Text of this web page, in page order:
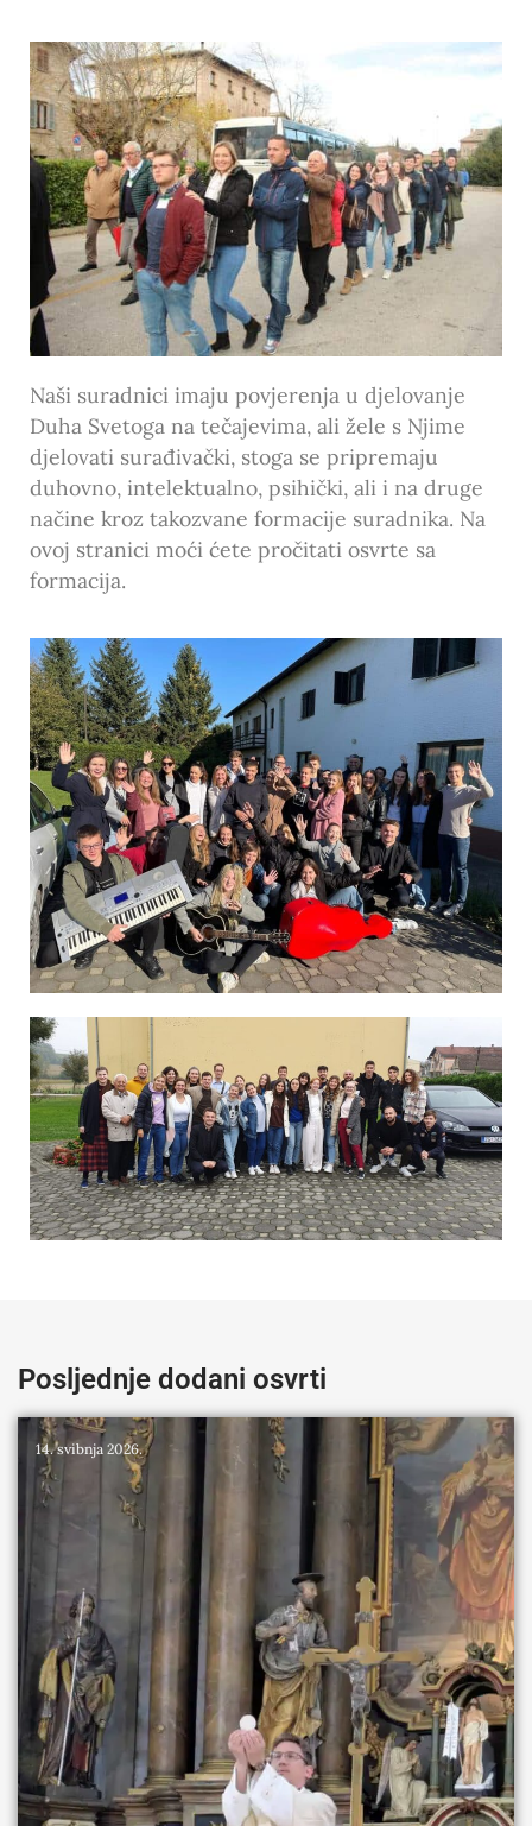
Naši suradnici imaju povjerenja u djelovanje
Duha Svetoga na tečajevima, ali žele s Njime
djelovati surađivački, stoga se pripremaju
duhovno, intelektualno, psihički, ali i na druge
načine kroz takozvane formacije suradnika. Na
ovoj stranici moći ćete pročitati osvrte sa
formacija.
Posljednje dodani osvrti
14. svibnja 2026.